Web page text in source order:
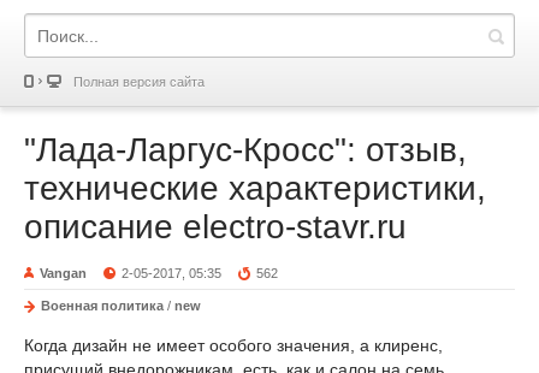
Полная версия сайта
"Лада-Ларгус-Кросс": отзыв,
технические характеристики,
описание electro-stavr.ru
Vangan 2-05-2017, 05:35 562
Военная политика / new
Когда дизайн не имеет особого значения, а клиренс,